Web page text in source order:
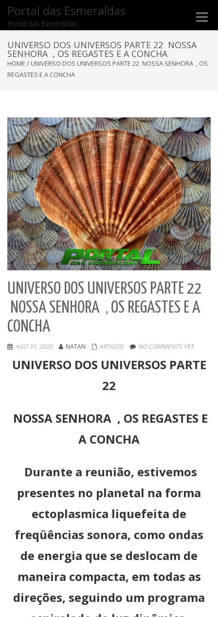
Portal das Esmeraldas
Portal das Esmeraldas
Toggle
UNIVERSO DOS UNIVERSOS PARTE 22 NOSSA
SENHORA , OS REGASTES E A CONCHA
HOME / UNIVERSO DOS UNIVERSOS PARTE 22 NOSSA SENHORA , OS
REGASTES E A CONCHA
UNIVERSO DOS UNIVERSOS PARTE 22
NOSSA SENHORA , OS REGASTES E A
CONCHA
AGO 31, 2020 NATAN ARTIGOS NO COMMENTS YET
UNIVERSO DOS UNIVERSOS PARTE
22
NOSSA SENHORA , OS REGASTES E
A CONCHA
Durante a reunião, estivemos
presentes no planetal na forma
ectoplasmica liquefeita de
freqüências sonora, como ondas
de energia que se deslocam de
maneira compacta, em todas as
direções, seguindo um programa